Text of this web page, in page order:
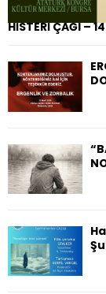
HİSTERİ ÇAĞI –